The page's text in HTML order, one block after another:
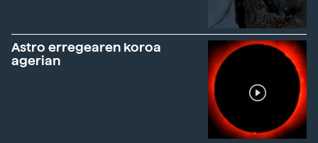
Astro erregearen koroa
agerian